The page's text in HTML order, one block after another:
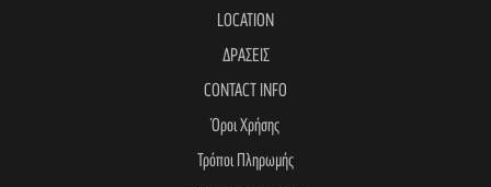
LOCATION
ΔΡΑΣΕΙΣ
CONTACT INFO
Όροι Χρήσης
Τρόποι Πληρωμής